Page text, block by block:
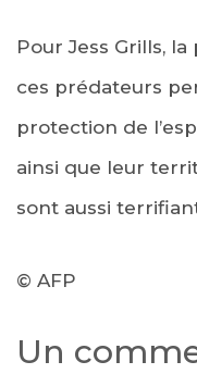
Pour Jess Grills,
ces prédateurs
protection de
ainsi que leur
sont aussi
© AFP
Un